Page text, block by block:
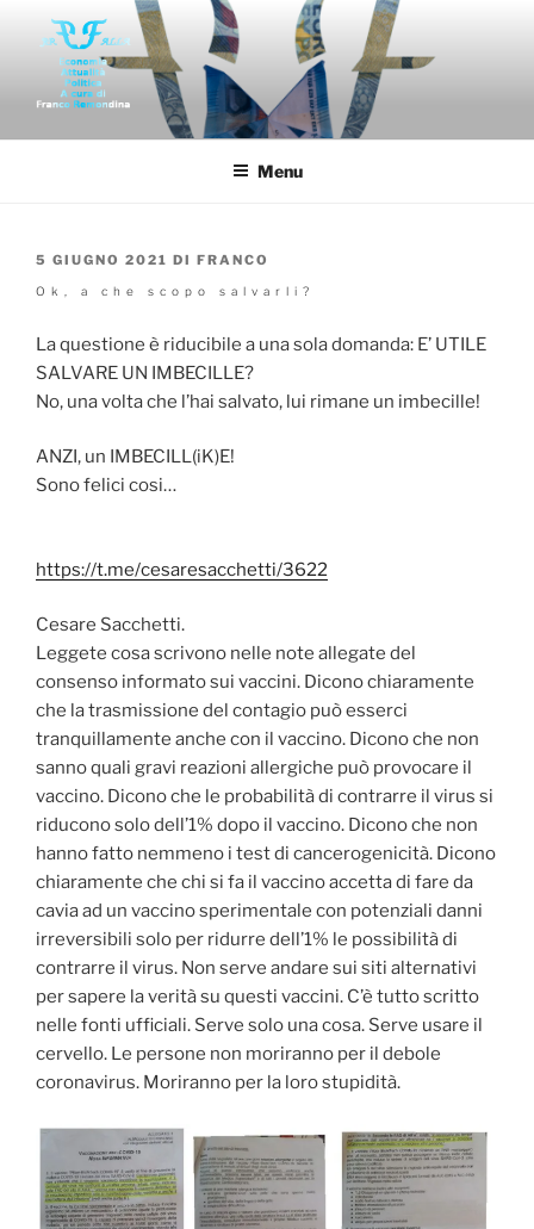
contenuto
FAR-FALLA
Economia politica attualità di franco remondina
Menu
PUBBLICATO
5 GIUGNO 2021 DI FRANCO
Ok, a che scopo salvarli?
La questione è riducibile a una sola domanda: E’ UTILE
SALVARE UN IMBECILLE?
No, una volta che l’hai salvato, lui rimane un imbecille!
ANZI, un IMBECILL(iK)E!
Sono felici cosi…
https://t.me/cesaresacchetti/3622
Cesare Sacchetti.
Leggete cosa scrivono nelle note allegate del
consenso informato sui vaccini. Dicono chiaramente
che la trasmissione del contagio può esserci
tranquillamente anche con il vaccino. Dicono che non
sanno quali gravi reazioni allergiche può provocare il
vaccino. Diconoche le probabilità di contrarre il virus si
riducono solo dell’1% dopo il vaccino. Dicono che non
hanno fatto nemmeno i test di cancerogenicità. Dicono
chiaramente che chi si fa il vaccino accetta di fare da
cavia ad un vaccino sperimentale con potenziali danni
irreversibili solo per ridurre dell’1% le possibilità di
contrarre il virus. Non serve andare sui siti alternativi
per sapere la verità su questi vaccini. C’è tutto scritto
nelle fonti ufficiali. Serve solo una cosa. Serve usare il
cervello. Le persone non moriranno per il debole
coronavirus. Moriranno per la loro stupidità.